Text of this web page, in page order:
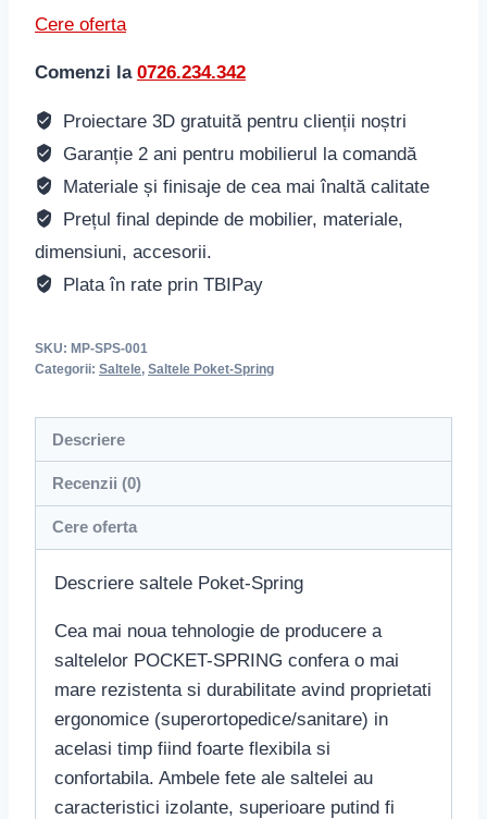
Cere oferta
Comenzi la 0726.234.342
Proiectare 3D gratuită pentru clienții noștri
Garanție 2 ani pentru mobilierul la comandă
Materiale și finisaje de cea mai înaltă calitate
Prețul final depinde de mobilier, materiale,
dimensiuni, accesorii.
Plata în rate prin TBIPay
SKU: MP-SPS-001
Categorii: Saltele, Saltele Poket-Spring
Descriere
Recenzii (0)
Cere oferta
Descriere saltele Poket-Spring
Cea mai noua tehnologie de producere a
saltelelor POCKET-SPRING confera o mai
mare rezistenta si durabilitate avind proprietati
ergonomice (superortopedice/sanitare) in
acelasi timp fiind foarte flexibila si
confortabila. Ambele fete ale saltelei au
caracteristici izolante, superioare putind fi